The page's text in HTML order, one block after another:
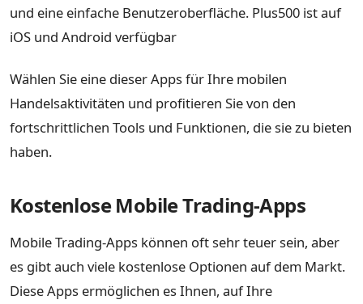
und eine einfache Benutzeroberfläche. Plus500 ist auf
iOS und Android verfügbar
Wählen Sie eine dieser Apps für Ihre mobilen
Handelsaktivitäten und profitieren Sie von den
fortschrittlichen Tools und Funktionen, die sie zu bieten
haben.
Kostenlose Mobile Trading-Apps
Mobile Trading-Apps können oft sehr teuer sein, aber
es gibt auch viele kostenlose Optionen auf dem Markt.
Diese Apps ermöglichen es Ihnen, auf Ihre